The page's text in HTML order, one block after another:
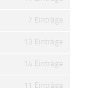
7 Einträge
13 Einträge
14 Einträge
11 Einträge